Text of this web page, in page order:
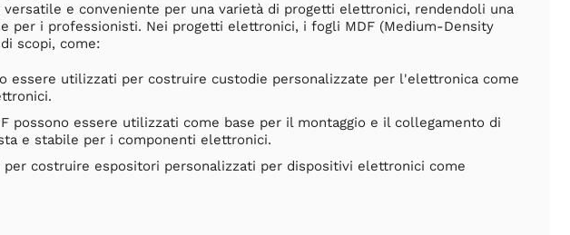
e conveniente per una varietà di progetti elettronici, rendendoli una
per i professionisti. Nei progetti elettronici, i fogli MDF (Medium-Density
scopi, come:
essere utilizzati per costruire custodie personalizzate per l'elettronica come
possono essere utilizzati come base per il montaggio e il collegamento di
e stabile per i componenti elettronici.
costruire espositori personalizzati per dispositivi elettronici come